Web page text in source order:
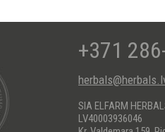
+371
SIA ELFARM
LV40003936046